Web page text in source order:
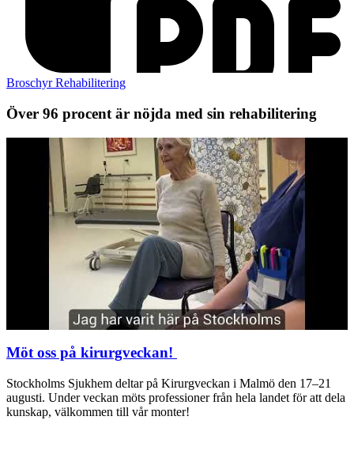
Broschyr Rehabilitering
Över 96 procent är nöjda med sin rehabilitering
Möt oss på kirurgveckan!
Stockholms Sjukhem deltar på Kirurgveckan i Malmö den 17–21
augusti. Under veckan möts professioner från hela landet för att dela
kunskap, välkommen till vår monter!